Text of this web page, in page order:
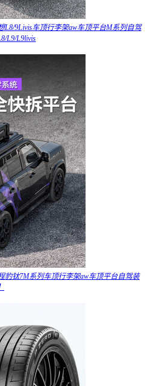
L8/9Livis车顶行李架aw车顶平台M系列自驾
L9/L9livis
豹钛7M系列车顶行李架aw车顶平台自驾装